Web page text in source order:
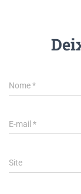
Nome*
E-mail *
Site